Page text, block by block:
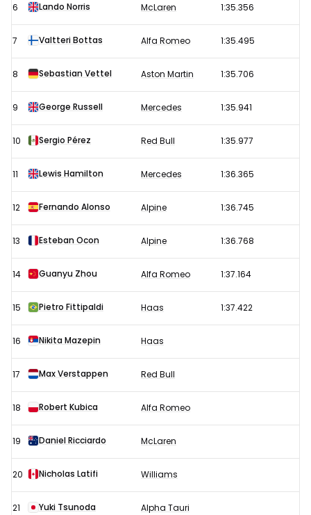
6 Lando Norris McLaren 1:35.356
7 Valtteri Bottas Alfa Romeo 1:35.495
8 Sebastian Vettel Aston Martin 1:35.706
9 George Russell Mercedes 1:35.941
10 Sergio Pérez Red Bull 1:35.977
11 Lewis Hamilton Mercedes 1:36.365
12 Fernando Alonso Alpine 1:36.745
13 Esteban Ocon Alpine 1:36.768
14 Guanyu Zhou Alfa Romeo 1:37.164
15 Pietro Fittipaldi Haas 1:37.422
16 Nikita Mazepin Haas
17 Max Verstappen Red Bull
18 Robert Kubica Alfa Romeo
19 Daniel Ricciardo McLaren
20 Nicholas Latifi Williams
21 Yuki Tsunoda Alpha Tauri